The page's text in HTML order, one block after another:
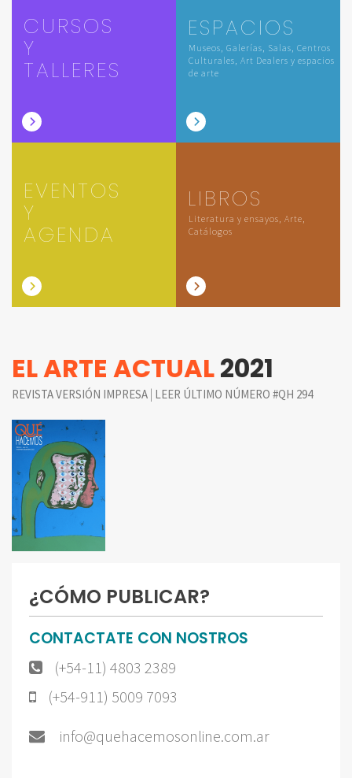
CURSOS
Y
TALLERES
ESPACIOS
Museos, Galerías, Salas, Centros
Culturales, Art Dealers y espacios
de arte
EVENTOS
Y
AGENDA
LIBROS
Literatura y ensayos, Arte,
Catálogos
EL ARTE ACTUAL2021
REVISTA VERSIÓN IMPRESA | LEER ÚLTIMO NÚMERO #QH 294
¿CÓMO PUBLICAR?
CONTACTATE CON NOSTROS
(+54-11) 4803 2389
(+54-911) 5009 7093
info@quehacemosonline.com.ar